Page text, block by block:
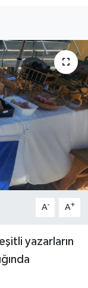
A- A+
yazarların